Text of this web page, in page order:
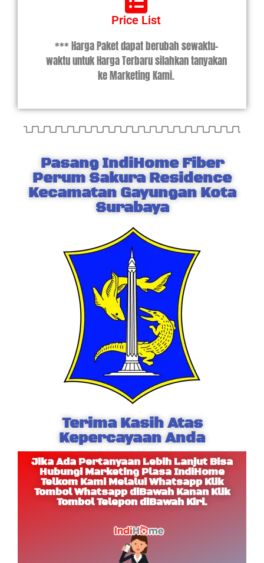
Price List
*** Harga Paket dapat berubah sewaktu-
waktu untuk Harga Terbaru silahkan tanyakan
ke Marketing Kami.
Pasang IndiHome Fiber
Perum Sakura Residence
Kecamatan Gayungan Kota
Surabaya
Terima Kasih Atas
Kepercayaan Anda
Jika Ada Pertanyaan Lebih Lanjut Bisa
Hubungi Marketing Plasa IndiHome
Telkom Kami Melalui Whatsapp Klik
Tombol Whatsapp diBawah Kanan Klik
Tombol Telepon diBawah Kiri.